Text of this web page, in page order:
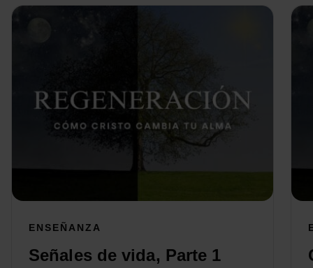
ENSEÑANZA
Señales de vida, Parte 1